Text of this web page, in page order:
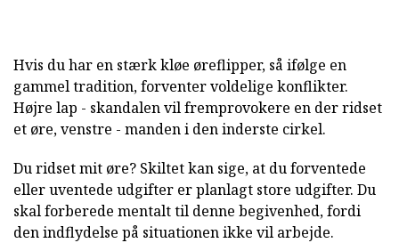
Hvis du har en stærk kløe øreflipper, så ifølge en
gammel tradition, forventer voldelige konflikter.
Højre lap - skandalen vil fremprovokere en der ridset
et øre, venstre - manden i den inderste cirkel.
Du ridset mit øre? Skiltet kan sige, at du forventede
eller uventede udgifter er planlagt store udgifter. Du
skal forberede mentalt til denne begivenhed, fordi
den indflydelse på situationen ikke vil arbejde.